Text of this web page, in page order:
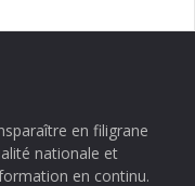
en filigrane
nationale et
en continu.